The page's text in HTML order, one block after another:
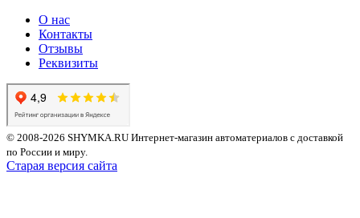
О нас
Контакты
Отзывы
Реквизиты
© 2008-2026 SHYMKA.RU Интернет-магазин автоматериалов с доставкой
по России и миру.
Старая версия сайта